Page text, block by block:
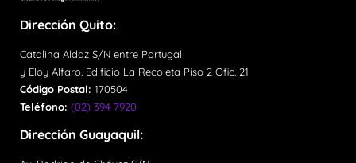
Dirección Quito:
Catalina Aldaz S/N entre Portugal
y Eloy Alfaro. Edificio La Recoleta Piso 2 Ofic. 21
Código Postal: 170504
Teléfono: (02) 394 7920
Dirección Guayaquil: